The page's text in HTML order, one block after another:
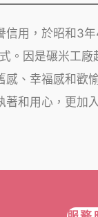
用，於昭和3
。因是碾米工
、幸福感和歡
和用心，更加